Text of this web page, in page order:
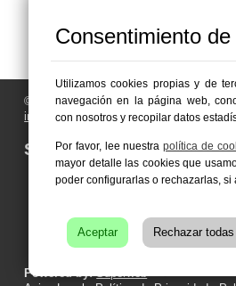
Enero 2014
© 2006 - 2026 Portal de Abarán Noticias
info@portaldeabaran.es
Síguenos en:
Powered by:Superweb
Consentimiento
Utilizamos cookies propias y de
navegación en la página web,
con nosotros y recopilar datos
Por favor, lee nuestrapolítica de
mayor detalle las cookies que
poder configurarlas o rechazarlas, si
Aceptar Rechazar todas